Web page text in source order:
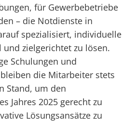
für Gewerbebetriebe
– die Notdienste in
spezialisiert, individuelle
und zielgerichtet zu lösen.
Schulungen und
die Mitarbeiter stets
Stand, um den
Jahres 2025 gerecht zu
Lösungsansätze zu